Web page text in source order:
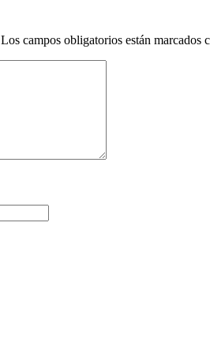
Los campos obligatorios están marcados